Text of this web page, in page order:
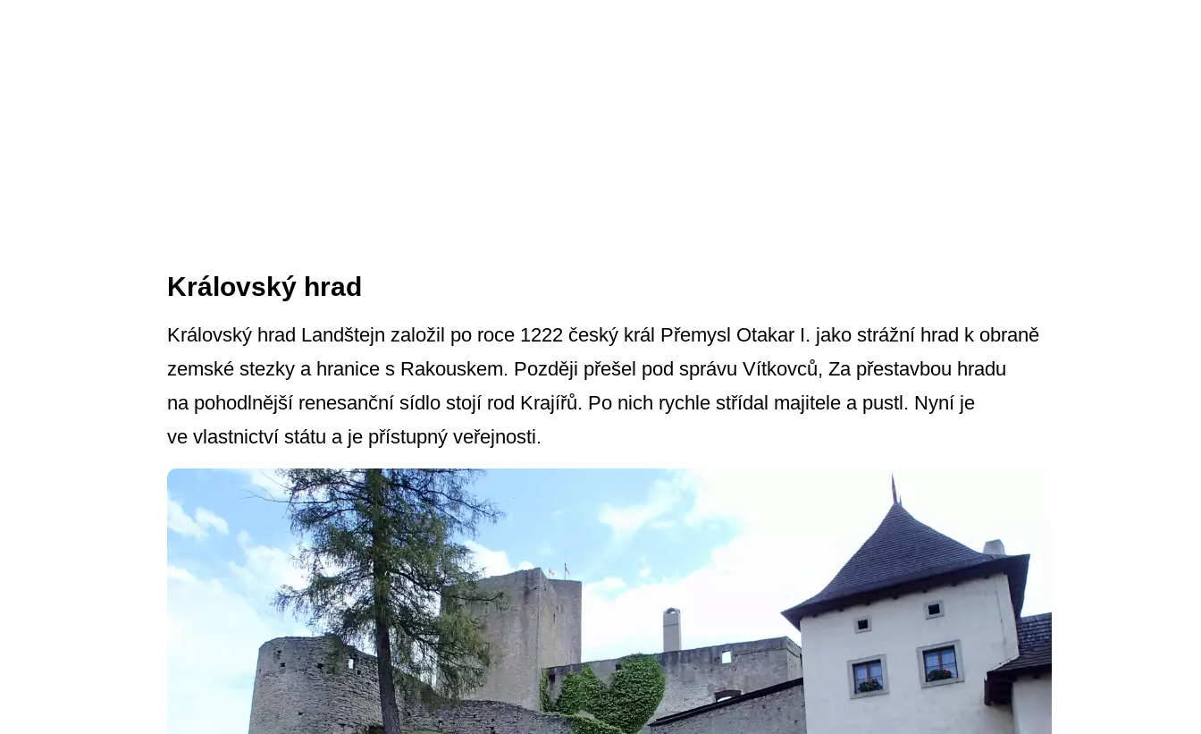
Královský hrad
Královský hrad Landštejn založil po roce 1222 český král Přemysl Otakar I. jako strážní hrad k obraně
zemské stezky a hranice s Rakouskem. Později přešel pod správu Vítkovců, Za přestavbou hradu
na pohodlnější renesanční sídlo stojí rod Krajířů. Po nich rychle střídal majitele a pustl. Nyní je
ve vlastnictví státu a je přístupný veřejnosti.